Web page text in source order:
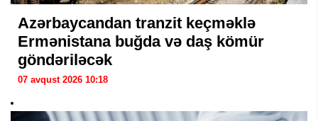
Azərbaycandan tranzit keçməklə
Ermənistana buğda və daş kömür
göndəriləcək
07 avqust 2026 10:18